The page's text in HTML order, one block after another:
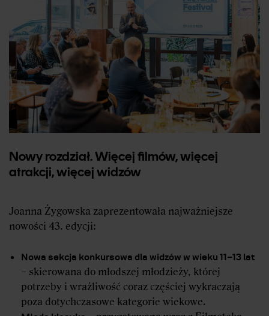
Nowy rozdział. Więcej filmów, więcej
atrakcji, więcej widzów
Joanna Żygowska zaprezentowała najważniejsze
nowości 43. edycji:
Nowa sekcja konkursowa dla widzów w wieku 11–13 lat
– skierowana do młodszej młodzieży, której
potrzeby i wrażliwość coraz częściej wykraczają
poza dotychczasowe kategorie wiekowe.